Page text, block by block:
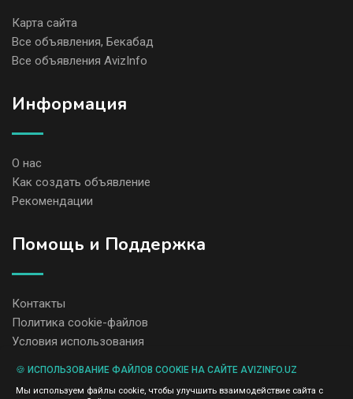
Карта сайта
Все объявления, Бекабад
Все объявления AvizInfo
Информация
О нас
Как создать объявление
Рекомендации
Помощь и Поддержка
Контакты
Политика cookie-файлов
Условия использования
содержание размещенных объявлений.
🍪 ИСПОЛЬЗОВАНИЕ ФАЙЛОВ COOKIE НА САЙТЕ AVIZINFO.UZ
Мы используем файлы cookie, чтобы улучшить взаимодействие сайта с